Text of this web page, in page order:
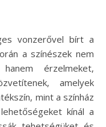
a színészek nem
érzelmeket,
amelyek
mint a színház
kínál a